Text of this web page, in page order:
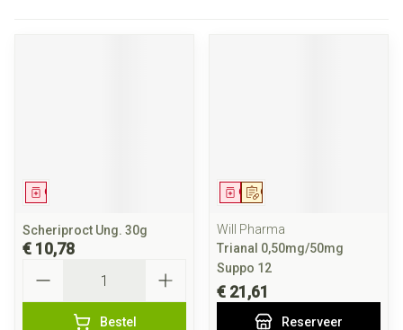
Geneesmiddel
Scheriproct Ung. 30g
€ 10,78
Bestel
Op voorschrift
Geneesmiddel
Will Pharma
Trianal 0,50mg/50mg
Suppo 12
€ 21,61
Reserveer